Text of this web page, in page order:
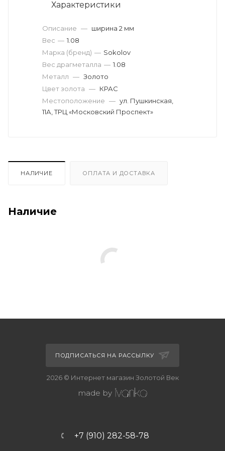
Характеристики
Описание — ширина 2 мм
Вес драгметалла — 1.08
Марка (бренд) — Sokolov
Вес — 1.08
Металл — Золото
Цвет золота — КРАС
Местоположение — ул. Пушкинская,
11А, ТРЦ «Московский Проспект»
НАЛИЧИЕ ОПЛАТА И ДОСТАВКА
Наличие
ПОДПИСАТЬСЯ НА РАССЫЛКУ
2026 © Интернет магазин Золотой Век
made by
+7 (910) 282-58-78